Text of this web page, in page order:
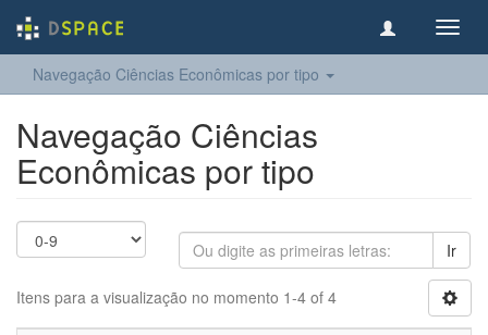
Navegação Ciências Econômicas por tipo
Navegação Ciências
Econômicas por tipo
Ir
Itens para a visualização no momento 1-4 of 4